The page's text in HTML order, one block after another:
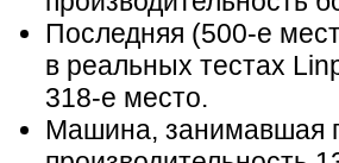
Последняя (500-е
в реальных тестах
318-е место.
Машина, занимавшая